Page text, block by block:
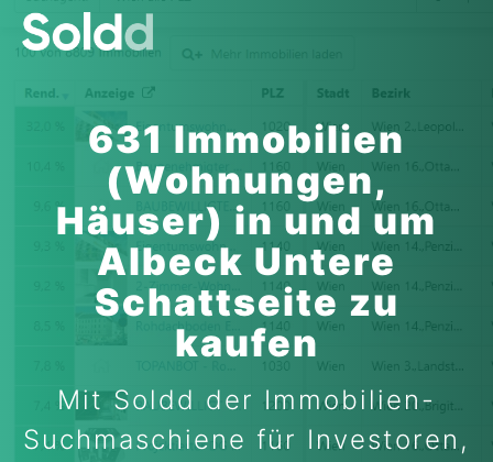
631 Immobilien
(Wohnungen,
Häuser) in und um
Albeck Untere
Schattseite zu
kaufen
Mit Soldd der Immobilien-
Suchmaschiene für Investoren,